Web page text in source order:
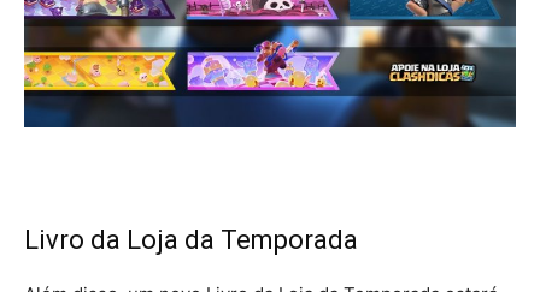
Livro da Loja da Temporada